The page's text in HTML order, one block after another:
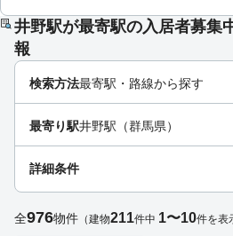
井野駅が最寄駅の入居者募集
報
検索方法最寄駅・路線から探す
最寄り駅井野駅（群馬県）
詳細条件
全976物件 （建物211件中 1〜10件を表